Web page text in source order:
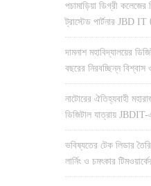
পচামাড়িয়া ডিগ্রী কলেজের
ট্রাস্টেড পার্টনার JBD IT
দামনাশ মহাবিদ্যালয়ের
বছরের নিরবচ্ছিন্ন
নাটোরের ঐতিহ্যবাহী
ডিজিটাল যাত্রায়
ভবিষ্যতের টেক লিডার
লার্নিং ও চমৎকার